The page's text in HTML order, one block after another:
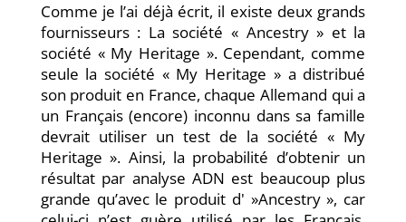
Comme je l’ai déjà écrit, il existe deux grands
fournisseurs : La société « Ancestry » et la
société « My Heritage ». Cependant, comme
seule la société « My Heritage » a distribué
son produit en France, chaque Allemand qui a
un Français (encore) inconnu dans sa famille
devrait utiliser un test de la société « My
Heritage ». Ainsi, la probabilité d’obtenir un
résultat par analyse ADN est beaucoup plus
grande qu’avec le produit d' »Ancestry », car